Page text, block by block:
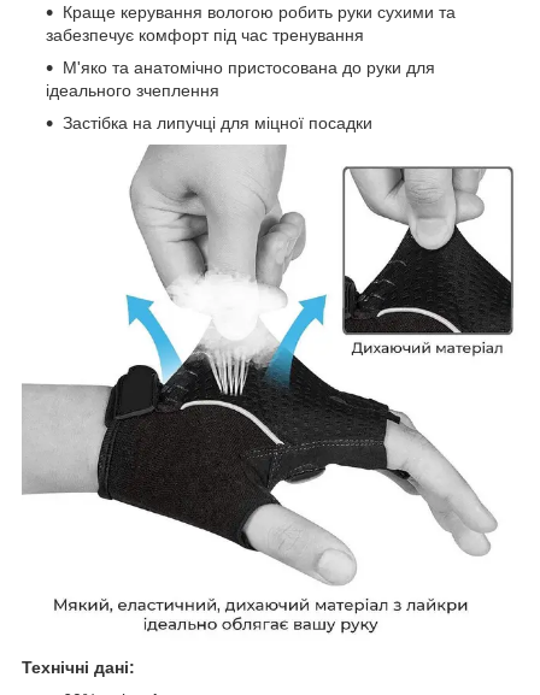
Краще керування вологою робить руки сухими та
забезпечує комфорт під час тренування
М'яко та анатомічно пристосована до руки для
ідеального зчеплення
Застібка на липучці для міцної посадки
Технічні дані: